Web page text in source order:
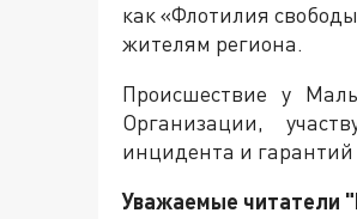
как «Флотилия
жителям региона.
Происшествие у
Организации,
инцидента и
Уважаемые читатели